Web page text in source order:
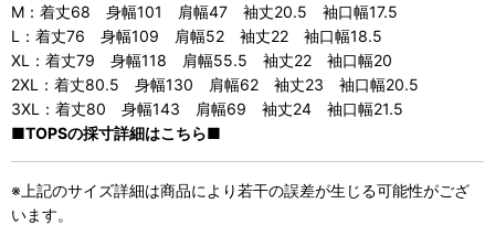
M：着丈68 身幅101 肩幅47 袖丈20.5 袖口幅17.5
L：着丈76 身幅109 肩幅52 袖丈22 袖口幅18.5
XL：着丈79 身幅118 肩幅55.5 袖丈22 袖口幅20
2XL：着丈80.5 身幅130 肩幅62 袖丈23 袖口幅20.5
3XL：着丈80 身幅143 肩幅69 袖丈24 袖口幅21.5
■TOPSの採寸詳細はこちら■
※上記のサイズ詳細は商品により若干の誤差が生じる可能性がござ
います。